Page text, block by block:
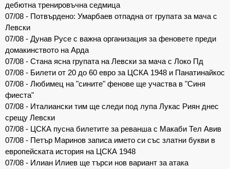
дебютна тренировъчна седмица
07/08 - Потвърдено: Умарбаев отпадна от групата за мача с
Левски
07/08 - Дунав Русе с важна организация за феновете преди
домакинството на Арда
07/08 - Стана ясна групата на Левски за мача с Локо Пд
07/08 - Билети от 20 до 60 евро за ЦСКА 1948 и Панатинайкос
07/08 - Любимец на "сините" фенове ще участва в "Синя
фиеста"
07/08 - Италиански тим ще следи под лупа Лукас Риян днес
срещу Левски
07/08 - ЦСКА пусна билетите за реванша с Макаби Тел Авив
07/08 - Петър Маринов записа името си със златни букви в
европейската история на ЦСКА 1948
07/08 - Илиан Илиев ще търси нов вариант за атака